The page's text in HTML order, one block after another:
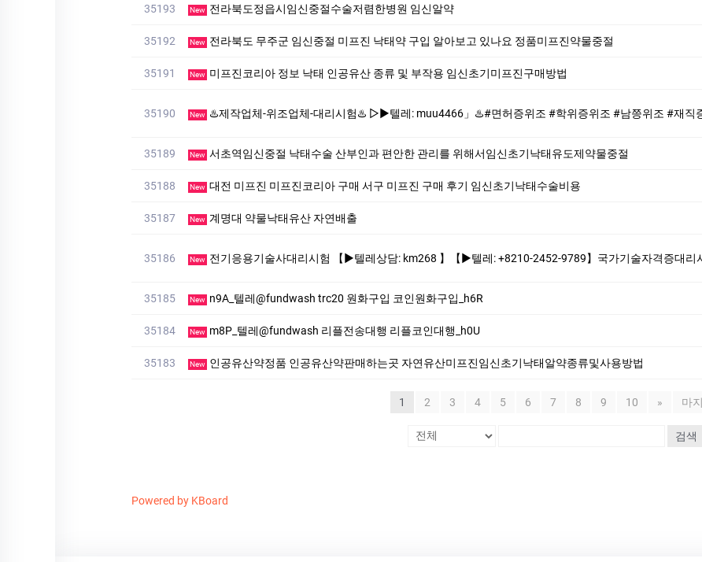
35193 New 전라북도정읍시임신중절수술저렴한병원 임신알약
35192 New 전라북도 무주군 임신중절 미프진 낙태약 구입 알아보고 있나요 정품미프진약물중절
35191 New 미프진코리아 정보 낙태 인공유산 종류 및 부작용 임신초기미프진구매방법
35190 New ♨️제작업체-위조업체-대리시험♨️ ▷▶텔레: muu4466」♨️#면허증위조 #학위증위조 #남쯩위조 #재직증명서위조 #소견소위조 #품질보증서위조 #민증위조♨️ ♨️제작업체-위조업체-대리시험♨️ #면허증위조 #학
35189 New 서초역임신중절 낙태수술 산부인과 편안한 관리를 위해서임신초기낙태유도제약물중절
35188 New 대전 미프진 미프진코리아 구매 서구 미프진 구매 후기 임신초기낙태수술비용
35187 New 계명대 약물낙태유산 자연배출
35186 New 전기응용기술사대리시험 【▶텔레상담: km268 】【▶텔레: +8210-2452-9789】국가기술자격증대리시험 텝스대리시험 토익대리시험 ✅본 업체는 1:1채팅으로만 상담해드립니다 오픈채팅$텔레채널/그룹 상
35185 New n9A_텔레@fundwash trc20 원화구입 코인원화구입_h6R
35184 New m8P_텔레@fundwash 리플전송대행 리플코인대행_h0U
35183 New 인공유산약정품 인공유산약판매하는곳 자연유산미프진임신초기낙태알약종류및사용방법
1 2 3 4 5 6 7 8 9 10 » 마
검색
Powered by KBoard